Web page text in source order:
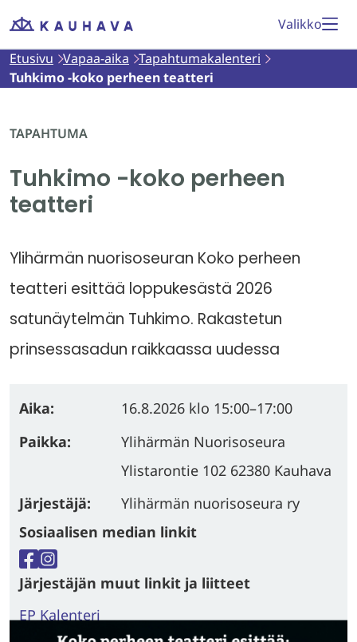
Siirry
Etusivu
Valikko
Etusivu Vapaa-aika Tapahtumakalenteri
Tuhkimo -koko perheen teatteri
TAPAHTUMA
Tuhkimo -koko perheen
teatteri
Ylihärmän nuorisoseuran Koko perheen
teatteri esittää loppukesästä 2026
satunäytelmän Tuhkimo. Rakastetun
prinsessasadun raikkaassa uudessa
Aika: 16.8.2026 klo 15:00–17:00
Paikka:
Ylihärmän Nuorisoseura
Ylistarontie 102 62380 Kauhava
Järjestäjä:
Ylihärmän nuorisoseura ry
Sosiaalisen median linkit
Facebook
Instagram
Järjestäjän muut linkit ja liitteet
EP Kalenteri